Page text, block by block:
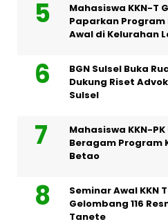
Mahasiswa KKN-T
Paparkan
Awal di Kelurahan
BGN Sulsel Buka
Dukung Riset
Sulsel
Mahasiswa KKN-
Beragam Program
Betao
Seminar Awal KKN
Gelombang 116
Tanete